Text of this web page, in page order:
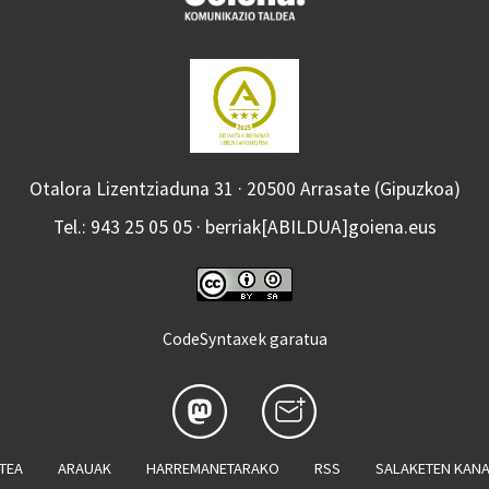
Otalora Lizentziaduna 31 · 20500 Arrasate (Gipuzkoa)
Tel.: 943 25 05 05 · berriak[ABILDUA]goiena.eus
CodeSyntaxek garatua
ARAUAK HARREMANETARAKO RSS SALAKETEN